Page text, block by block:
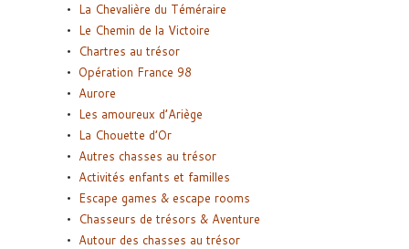
La Chevalière du Téméraire
Le Chemin de la Victoire
Chartres au trésor
Opération France 98
Aurore
Les amoureux d’Ariège
La Chouette d’Or
Autres chasses au trésor
Activités enfants et familles
Escape games & escape rooms
Chasseurs de trésors & Aventure
Autour des chasses au trésor